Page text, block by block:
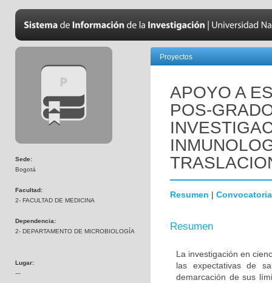
Sede:
Bogotá
Facultad:
2- FACULTAD DE MEDICINA
Dependencia:
2- DEPARTAMENTO DE MICROBIOLOGÍA
Lugar:
---
Proyectos
APOYO A
POS-
Resumen | Convocatoria
Resumen
La investigación en
las expectativas de
demarcación de sus